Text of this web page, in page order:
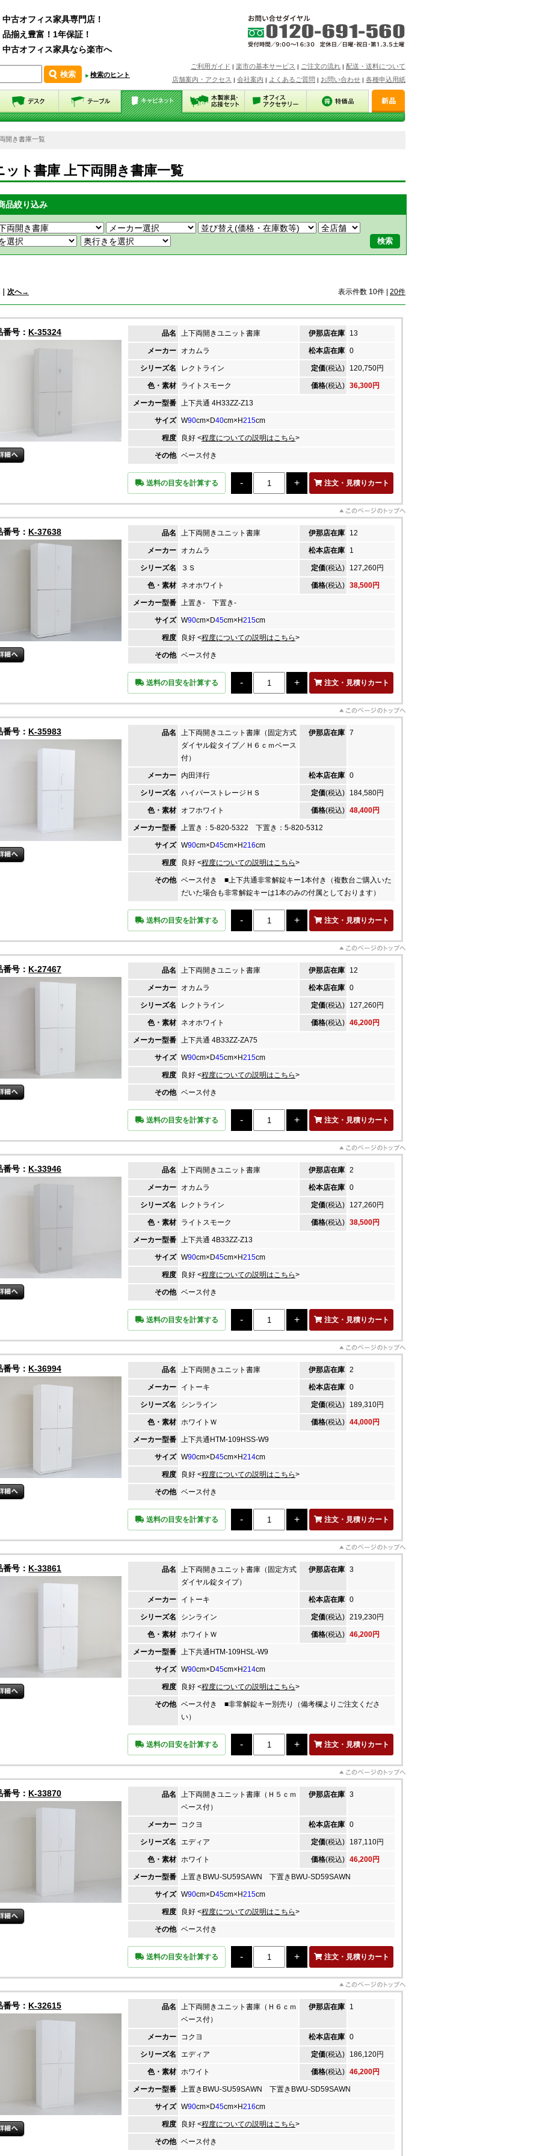
中古オフィス家具専門店！
品揃え豊富！1年保証！
中古オフィス家具なら楽市へ
検索のヒント
ご利用ガイド | 楽市の基本サービス | ご注文の流れ | 配送・送料について
店舗案内・アクセス | 会社案内 | よくあるご質問 | お問い合わせ | 各種申込用紙
開き書庫一覧
ット書庫 上下両開き書庫一覧
品絞り込み
次へ→ 表示件数 10件 | 20件
番号： K-35324 品名 上下両開きユニット書庫 伊那店在庫 13
メーカー オカムラ 松本店在庫 0
シリーズ名 レクトライン 定価(税込) 120,750円
色・素材 ライトスモーク 価格(税込) 36,300円
メーカー型番 上下共通 4H33ZZ-Z13
サイズ W90cm×D40cm×H215cm
程度 良好 <程度についての説明はこちら>
その他 ベース付き
送料の目安を計算する 注文・見積りカート
番号： K-37638 品名 上下両開きユニット書庫 伊那店在庫 12
メーカー オカムラ 松本店在庫 1
シリーズ名 ３Ｓ 定価(税込) 127,260円
色・素材 ネオホワイト 価格(税込) 38,500円
メーカー型番 上置き- 下置き-
サイズ W90cm×D45cm×H215cm
程度 良好 <程度についての説明はこちら>
その他 ベース付き
送料の目安を計算する 注文・見積りカート
番号： K-35983 品名
上下両開きユニット書庫（固定方式
ダイヤル錠タイプ／Ｈ６ｃｍベース
付）
伊那店在庫 7
メーカー 内田洋行 松本店在庫 0
シリーズ名 ハイパーストレージＨＳ 定価(税込) 184,580円
色・素材 オフホワイト 価格(税込) 48,400円
メーカー型番 上置き：5-820-5322 下置き：5-820-5312
サイズ W90cm×D45cm×H216cm
程度 良好 <程度についての説明はこちら>
その他 ベース付き ■上下共通非常解錠キー1本付き（複数台ご購入いた
だいた場合も非常解錠キーは1本のみの付属としております）
送料の目安を計算する 注文・見積りカート
番号： K-27467 品名 上下両開きユニット書庫 伊那店在庫 12
メーカー オカムラ 松本店在庫 0
シリーズ名 レクトライン 定価(税込) 127,260円
色・素材 ネオホワイト 価格(税込) 46,200円
メーカー型番 上下共通 4B33ZZ-ZA75
サイズ W90cm×D45cm×H215cm
程度 良好 <程度についての説明はこちら>
その他 ベース付き
送料の目安を計算する 注文・見積りカート
番号： K-33946 品名 上下両開きユニット書庫 伊那店在庫 2
メーカー オカムラ 松本店在庫 0
シリーズ名 レクトライン 定価(税込) 127,260円
色・素材 ライトスモーク 価格(税込) 38,500円
メーカー型番 上下共通 4B33ZZ-Z13
サイズ W90cm×D45cm×H215cm
程度 良好 <程度についての説明はこちら>
その他 ベース付き
送料の目安を計算する 注文・見積りカート
番号： K-36994 品名 上下両開きユニット書庫 伊那店在庫 2
メーカー イトーキ 松本店在庫 0
シリーズ名 シンライン 定価(税込) 189,310円
色・素材 ホワイトＷ 価格(税込) 44,000円
メーカー型番 上下共通HTM-109HSS-W9
サイズ W90cm×D45cm×H214cm
程度 良好 <程度についての説明はこちら>
その他 ベース付き
送料の目安を計算する 注文・見積りカート
番号： K-33861 品名
上下両開きユニット書庫（固定方式
ダイヤル錠タイプ）
伊那店在庫 3
メーカー イトーキ 松本店在庫 0
シリーズ名 シンライン 定価(税込) 219,230円
色・素材 ホワイトＷ 価格(税込) 46,200円
メーカー型番 上下共通HTM-109HSL-W9
サイズ W90cm×D45cm×H214cm
程度 良好 <程度についての説明はこちら>
その他 ベース付き ■非常解錠キー別売り（備考欄よりご注文くださ
い）
送料の目安を計算する 注文・見積りカート
番号： K-33870 品名
上下両開きユニット書庫（Ｈ５ｃｍ
ベース付）
伊那店在庫 3
メーカー コクヨ 松本店在庫 0
シリーズ名 エディア 定価(税込) 187,110円
色・素材 ホワイト 価格(税込) 46,200円
メーカー型番 上置きBWU-SU59SAWN 下置きBWU-SD59SAWN
サイズ W90cm×D45cm×H215cm
程度 良好 <程度についての説明はこちら>
その他 ベース付き
送料の目安を計算する 注文・見積りカート
番号： K-32615 品名
上下両開きユニット書庫（Ｈ６ｃｍ
ベース付）
伊那店在庫 1
メーカー コクヨ 松本店在庫 0
シリーズ名 エディア 定価(税込) 186,120円
色・素材 ホワイト 価格(税込) 46,200円
メーカー型番 上置きBWU-SU59SAWN 下置きBWU-SD59SAWN
サイズ W90cm×D45cm×H216cm
程度 良好 <程度についての説明はこちら>
その他 ベース付き